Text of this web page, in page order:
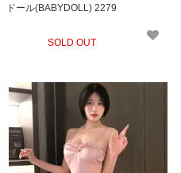
ドール(BABYDOLL) 2279
SOLD OUT